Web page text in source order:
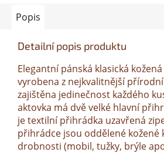
Popis
Detailní popis produktu
Elegantní pánská klasická
vyrobena z nejkvalitnější
zajištěna jedinečnost každého
aktovka má dvě velké hlavní
je textilní přihrádka uzavřená
přihrádce jsou oddělené kožené
drobnosti (mobil, tužky, brýle